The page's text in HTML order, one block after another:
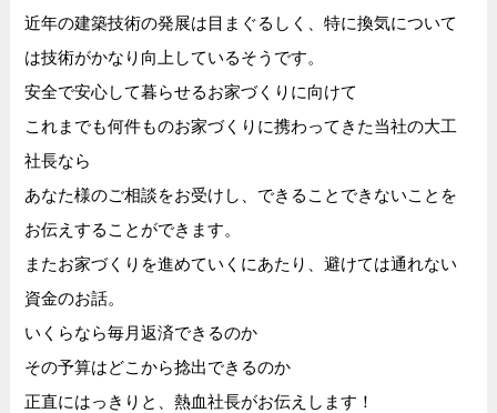
近年の建築技術の発展は目まぐるしく、特に換気について
は技術がかなり向上しているそうです。
安全で安心して暮らせるお家づくりに向けて
これまでも何件ものお家づくりに携わってきた当社の大工
社長なら
あなた様のご相談をお受けし、できることできないことを
お伝えすることができます。
またお家づくりを進めていくにあたり、避けては通れない
資金のお話。
いくらなら毎月返済できるのか
その予算はどこから捻出できるのか
正直にはっきりと、熱血社長がお伝えします！